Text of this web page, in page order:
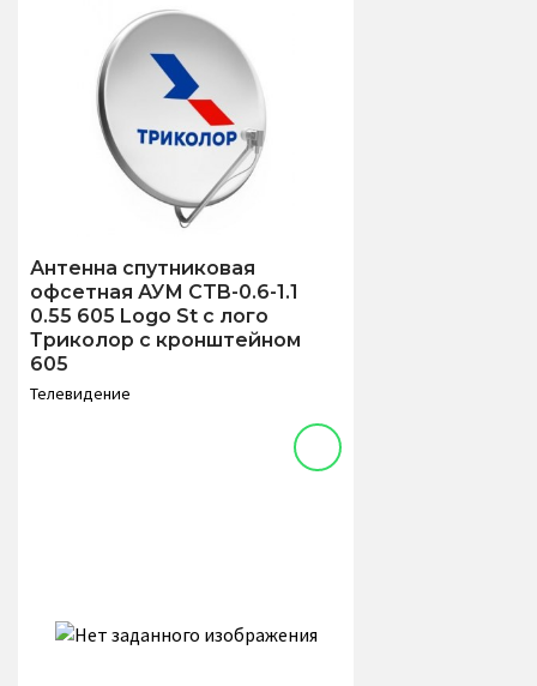
Антенна спутниковая
офсетная АУМ CTB-0.6-1.1
0.55 605 Logo St с лого
Триколор с кронштейном
605
Телевидение